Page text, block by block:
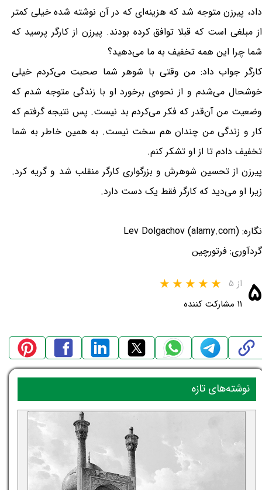
داد، پیرزن متوجه شد که هزینه‌ای که در آن نوشته شده خیلی کمتر
از مبلغی است که قبلا توافق کرده بودند. پیرزن از کارگر پرسید که
شما چرا این همه تخفیف به ما می‌دهید؟
کارگر جواب داد: من وقتی با شوهر شما صحبت می‌کردم خیلی
خوشحال می‌شدم و از نحوه‌ی برخورد او با زندگی متوجه شدم که
وضعیت من آن‌قدر که فکر می‌کردم بد نیست. پس نتیجه گرفتم که
کار و زندگی من چندان هم سخت نیست. به همین خاطر به شما
تخفیف دادم تا از او تشکر کنم.
پیرزن از تحسین شوهرش و بزرگواری کارگر منقلب شد و گریه کرد.
زیرا او می‌دید که کارگر فقط یک دست دارد.
نگاره: Lev Dolgachov (alamy.com)
گردآوری: فرتورچین
۵ از ۵
۱۱ مشارکت کننده
نوشته‌های تازه